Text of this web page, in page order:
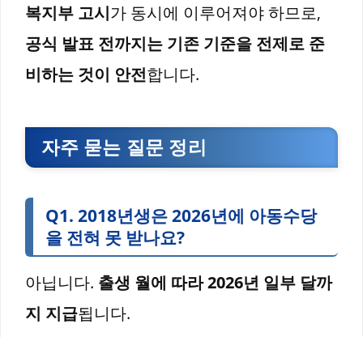
복지부 고시가 동시에 이루어져야 하므로,
공식 발표 전까지는 기존 기준을 전제로 준
비하는 것이 안전합니다.
자주 묻는 질문 정리
Q1. 2018년생은 2026년에 아동수당
을 전혀 못 받나요?
아닙니다. 출생 월에 따라 2026년 일부 달까
지 지급됩니다.